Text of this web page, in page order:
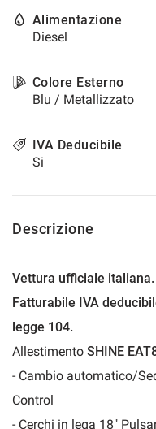
Alimentazione
Diesel
Colore Esterno
Blu / Metallizzato
IVA Deducibile
Si
Descrizione
Vettura ufficiale
Fatturabile IVA
legge 104.
Allestimento SHINE
- Cambio automatico/
Control
- Cerchi in lega 18"
e
sul
questi
strumenti
si
rimanda
cookie
Puoi
modificare
tue
scelte
qualsiasi
momento.